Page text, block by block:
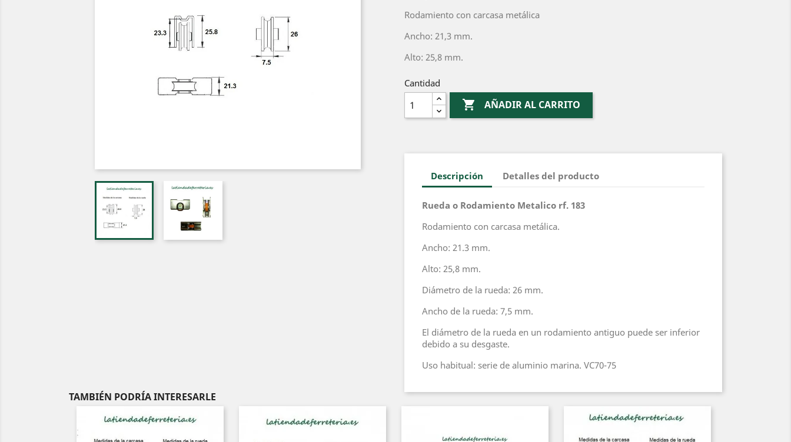
Rodamiento con carcasa metálica
Ancho: 21,3 mm.
Alto: 25,8 mm.
Cantidad
 AÑADIR AL CARRITO
Descripción Detalles del producto
Rueda o Rodamiento Metalico rf. 183
Rodamiento con carcasa metálica.
Ancho: 21.3 mm.
Alto: 25,8 mm.
Diámetro de la rueda: 26 mm.
Ancho de la rueda: 7,5 mm.
El diámetro de la rueda en un rodamiento antiguo puede ser inferior
debido a su desgaste.
Uso habitual: serie de aluminio marina. VC70-75
TAMBIÉN PODRÍA INTERESARLE